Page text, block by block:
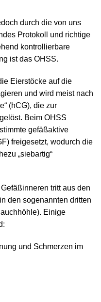
durch die von uns
Protokoll und richtige
kontrollierbare
ist das OHSS.
Eierstöcke auf die
und wird meist nach
(hCG), die zur
Beim OHSS
gefäßaktive
freigesetzt, wodurch die
„siebartig“
tritt aus den
den sogenannten dritten
Einige
und Schmerzen im